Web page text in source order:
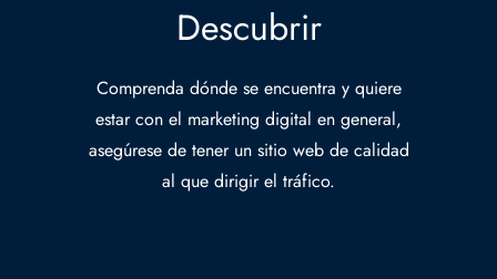
Descubrir
Comprenda dónde se encuentra y quiere
estar con el marketing digital en general,
asegúrese de tener un sitio web de calidad
al que dirigir el tráfico.